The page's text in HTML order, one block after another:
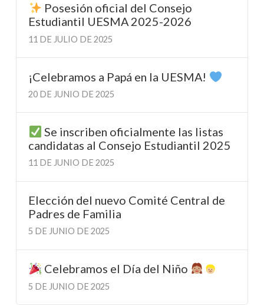
Posesión oficial del Consejo
Estudiantil UESMA 2025-2026
11 DE JULIO DE 2025
¡Celebramos a Papá en la UESMA!
20 DE JUNIO DE 2025
Se inscriben oficialmente las listas
candidatas al Consejo Estudiantil 2025
11 DE JUNIO DE 2025
Elección del nuevo Comité Central de
Padres de Familia
5 DE JUNIO DE 2025
Celebramos el Día del Niño
5 DE JUNIO DE 2025